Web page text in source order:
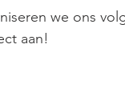
we ons
aan!